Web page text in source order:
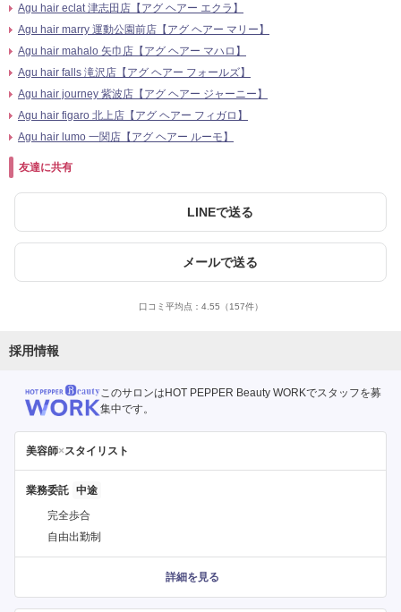
Agu hair eclat 津志田店【アグ ヘアー エクラ】
Agu hair marry 運動公園前店【アグ ヘアー マリー】
Agu hair mahalo 矢巾店【アグ ヘアー マハロ】
Agu hair falls 滝沢店【アグ ヘアー フォールズ】
Agu hair journey 紫波店【アグ ヘアー ジャーニー】
Agu hair figaro 北上店【アグ ヘアー フィガロ】
Agu hair lumo 一関店【アグ ヘアー ルーモ】
友達に共有
LINEで送る
メールで送る
口コミ平均点： 4.55 （157件）
採用情報
このサロンはHOT PEPPER Beauty WORKでスタッフを募
集中です。
美容師×スタイリスト
業務委託
完全歩合
自由出勤制
詳細を見る